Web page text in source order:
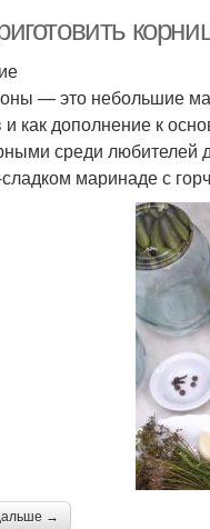
— это небольшие
и как дополнение к
среди любителей
маринаде с
→